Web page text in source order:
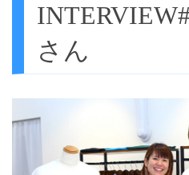
さん